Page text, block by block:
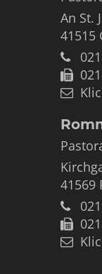
An St.
41515
41569